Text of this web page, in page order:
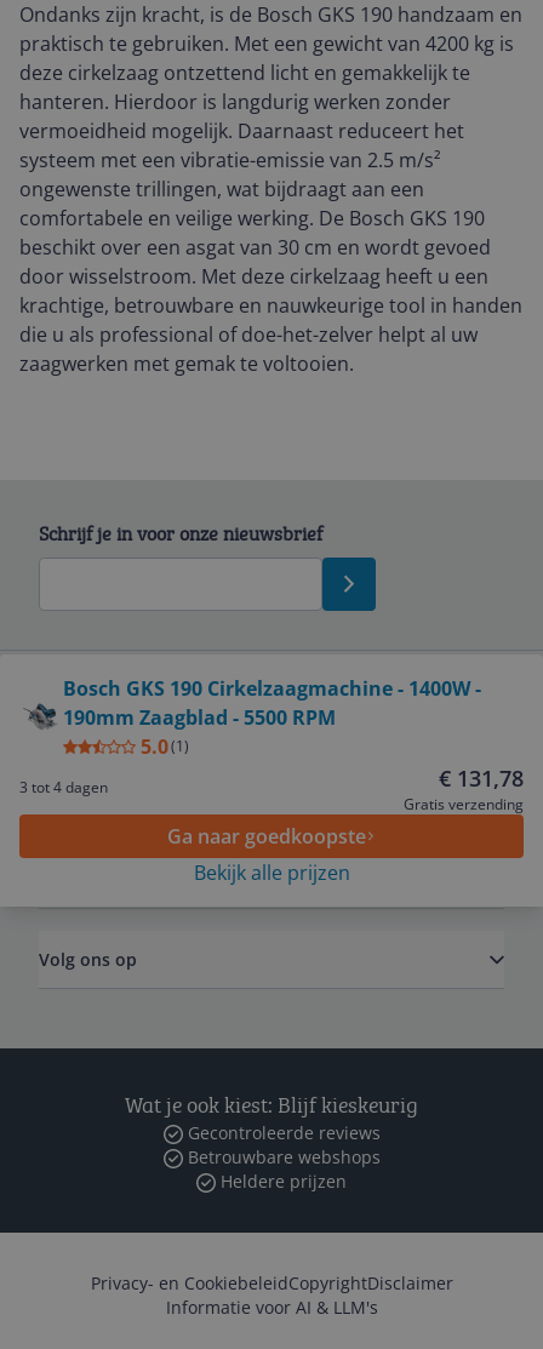
Ondanks zijn kracht, is de Bosch GKS 190 handzaam en
praktisch te gebruiken. Met een gewicht van 4200 kg is
deze cirkelzaag ontzettend licht en gemakkelijk te
hanteren. Hierdoor is langdurig werken zonder
vermoeidheid mogelijk. Daarnaast reduceert het
systeem met een vibratie-emissie van 2.5 m/s²
ongewenste trillingen, wat bijdraagt aan een
comfortabele en veilige werking. De Bosch GKS 190
beschikt over een asgat van 30 cm en wordt gevoed
door wisselstroom. Met deze cirkelzaag heeft u een
krachtige, betrouwbare en nauwkeurige tool in handen
die u als professional of doe-het-zelver helpt al uw
zaagwerken met gemak te voltooien.
Bosch GKS 190 Cirkelzaagmachine - 1400W -
190mm Zaagblad - 5500 RPM
5.0(1)
3 tot 4 dagen
€ 131,78
Gratis verzending
Ga naar goedkoopste
Bekijk alle prijzen
Schrijf je in voor onze nieuwsbrief
Service
Algemeen
Volg ons op
Wat je ook kiest: Blijf kieskeurig
Gecontroleerde reviews
Betrouwbare webshops
Heldere prijzen
Privacy- en CookiebeleidCopyrightDisclaimer
Informatie voor AI & LLM's